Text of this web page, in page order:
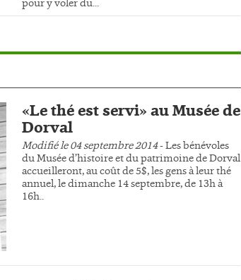
«Le thé est servi» au Musée de
Dorval
Modifié le 04 septembre 2014- Les bénévoles
du Musée d’histoire et du patrimoine de Dorval
accueilleront, au coût de 5$, les gens à leur thé
annuel, le dimanche 14 septembre, de 13h à
16h..